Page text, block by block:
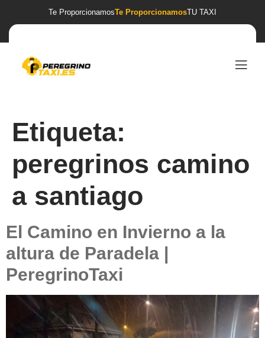
Te ProporcionamosTe ProporcionamosTU TAXI
Etiqueta:
peregrinos camino
a santiago
El Camino en Invierno a la
altura de Paradela |
PeregrinoTaxi